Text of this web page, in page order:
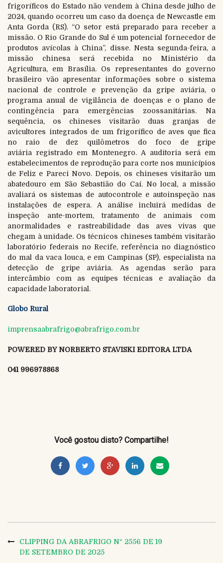
frigoríficos do Estado não vendem à China desde julho de
2024, quando ocorreu um caso da doença de Newcastle em
Anta Gorda (RS). “O setor está preparado para receber a
missão. O Rio Grande do Sul é um potencial fornecedor de
produtos avícolas à China”, disse. Nesta segunda-feira, a
missão chinesa será recebida no Ministério da
Agricultura, em Brasília. Os representantes do governo
brasileiro vão apresentar informações sobre o sistema
nacional de controle e prevenção da gripe aviária, o
programa anual de vigilância de doenças e o plano de
contingência para emergências zoossanitárias. Na
sequência, os chineses visitarão duas granjas de
avicultores integrados de um frigorífico de aves que fica
no raio de dez quilômetros do foco de gripe
aviária registrado em Montenegro. A auditoria será em
estabelecimentos de reprodução para corte nos municípios
de Feliz e Pareci Novo. Depois, os chineses visitarão um
abatedouro em São Sebastião do Caí. No local, a missão
avaliará os sistemas de autocontrole e autoinspeção nas
instalações de espera. A análise incluirá medidas de
inspeção ante-mortem, tratamento de animais com
anormalidades e rastreabilidade das aves vivas que
chegam à unidade. Os técnicos chineses também visitarão
laboratório federais no Recife, referência no diagnóstico
do mal da vaca louca, e em Campinas (SP), especialista na
detecção de gripe aviária. As agendas serão para
intercâmbio com as equipes técnicas e avaliação da
capacidade laboratorial.
Globo Rural
imprensaabrafrigo@abrafrigo.com.br
POWERED BY NORBERTO STAVISKI EDITORA LTDA
041 996978868
Você gostou disto? Compartilhe!
CLIPPING DA ABRAFRIGO Nº 2556 DE 19
DE SETEMBRO DE 2025